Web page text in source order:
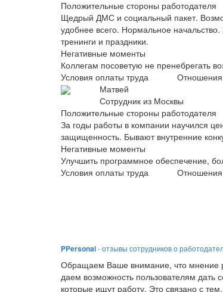
Положительные стороны работодателя
Щедрый ДМС и социальный пакет.
удобнее всего. Нормальное
тренинги и праздники.
Негативные моменты
Коллегам посоветую не пренебрегать
Условия оплаты труда
Отношения
Матвей
Сотрудник из Москвы
Положительные стороны работодателя
За годы работы в компании научился
защищенность. Бывают внутренние
Негативные моменты
Улучшить программное обеспечение,
Условия оплаты труда
Отношения
PPersonal- отзывы сотрудников о
Обращаем Ваше внимание, что мнение
даем возможность пользователям дать
которые ищут работу. Это связано с